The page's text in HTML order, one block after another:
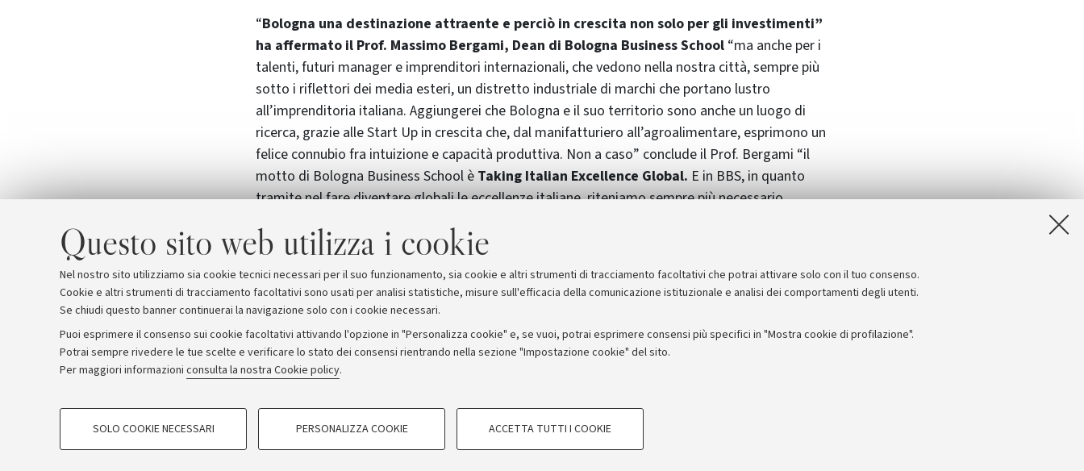
Questo sito web utilizza i cookie
Nel nostro sito utilizziamo sia cookie tecnici necessari per il suo funzionamento, sia cookie e altri strumenti di tracciamento facoltativi che potrai attivare solo con il tuo consenso.
Cookie e altri strumenti di tracciamento facoltativi sono usati per analisi statistiche, misure sull'efficacia della comunicazione istituzionale e analisi dei comportamenti degli utenti.
Se chiudi questo banner continuerai la navigazione solo con i cookie necessari.
Puoi esprimere il consenso sui cookie facoltativi attivando l'opzione in "Personalizza cookie" e, se vuoi, potrai esprimere consensi più specifici in "Mostra cookie di profilazione".
Potrai sempre rivedere le tue scelte e verificare lo stato dei consensi rientrando nella sezione "Impostazione cookie" del sito.
Per maggiori informazioni consulta la nostra Cookie policy.
COOKIE DI PROFILAZIONE - FACOLTATIVI COOKIE TECNICI - NECESSARI
SOLO COOKIE NECESSARI PERSONALIZZA COOKIE ACCETTA TUTTI I COOKIE
“Bologna una destinazione attraente e perciò in crescita non solo per gli investimenti”
ha affermato il Prof. Massimo Bergami, Dean di Bologna Business School “ma anche per i
talenti, futuri manager e imprenditori internazionali, che vedono nella nostra città, sempre più
sotto i riflettori dei media esteri, un distretto industriale di marchi che portano lustro
all’imprenditoria italiana. Aggiungerei che Bologna e il suo territorio sono anche un luogo di
ricerca, grazie alle Start Up in crescita che, dal manifatturiero all’agroalimentare, esprimono un
felice connubio fra intuizione e capacità produttiva. Non a caso” conclude il Prof. Bergami “il
motto di Bologna Business School è Taking Italian Excellence Global. E in BBS, in quanto
tramite nel fare diventare globali le eccellenze italiane, riteniamo sempre più necessario
nostri studenti non deve essere solo formata, ma essere ambasciatrice, attraverso
Archivio Comunicati stampa Redazione Rassegna stampa
© Copyright 2026 - ALMA MATER STUDIORUM - Università di Bologna - Via Zamboni, 33 - 40126 Bologna - PI: 01131710376 - CF: 80007010376
Privacy
Note legali Impostazioni Cookie